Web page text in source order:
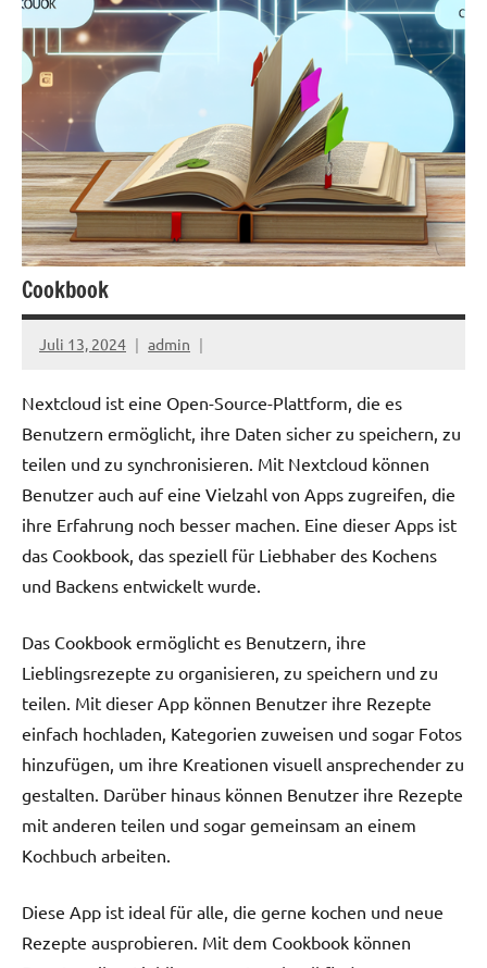
Cookbook
Juli 13, 2024 admin
Nextcloud ist eine Open-Source-Plattform, die es
Benutzern ermöglicht, ihre Daten sicher zu speichern, zu
teilen und zu synchronisieren. Mit Nextcloud können
Benutzer auch auf eine Vielzahl von Apps zugreifen, die
ihre Erfahrung noch besser machen. Eine dieser Apps ist
das Cookbook, das speziell für Liebhaber des Kochens
und Backens entwickelt wurde.
Das Cookbook ermöglicht es Benutzern, ihre
Lieblingsrezepte zu organisieren, zu speichern und zu
teilen. Mit dieser App können Benutzer ihre Rezepte
einfach hochladen, Kategorien zuweisen und sogar Fotos
hinzufügen, um ihre Kreationen visuell ansprechender zu
gestalten. Darüber hinaus können Benutzer ihre Rezepte
mit anderen teilen und sogar gemeinsam an einem
Kochbuch arbeiten.
Diese App ist ideal für alle, die gerne kochen und neue
Rezepte ausprobieren. Mit dem Cookbook können